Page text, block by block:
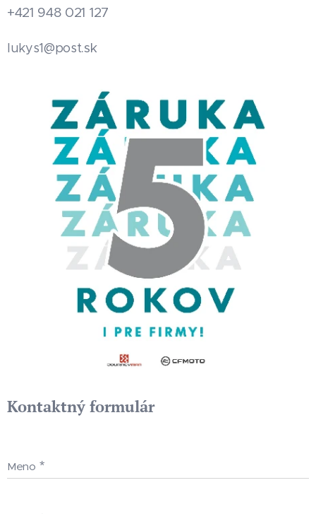
+421 948 021 127
lukys1@post.sk
Kontaktný formulár
Meno